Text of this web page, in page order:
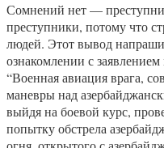
Сомнений нет —
преступники, потому что
людей. Этот вывод
ознакомлении с
“Военная авиация врага,
маневры над
выйдя на боевой курс,
попытку обстрела